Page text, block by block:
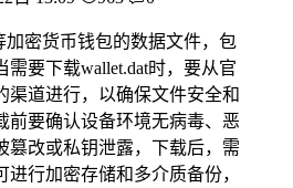
加密货币钱包的数据文件，包
需要下载wallet.dat时，要从官
渠道进行，以确保文件安全和
前要确认设备环境无病毒、恶
篡改或私钥泄露，下载后，需
行加密存储和多介质备份，